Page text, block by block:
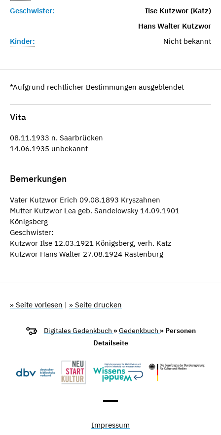
Geschwister:
Ilse Kutzwor (Katz)
Hans Walter Kutzwor
Kinder:
Nicht bekannt
*Aufgrund rechtlicher Bestimmungen ausgeblendet
Vita
08.11.1933 n. Saarbrücken
14.06.1935 unbekannt
Bemerkungen
Vater Kutzwor Erich 09.08.1893 Kryszahnen
Mutter Kutzwor Lea geb. Sandelowsky 14.09.1901
Königsberg
Geschwister:
Kutzwor Ilse 12.03.1921 Königsberg, verh. Katz
Kutzwor Hans Walter 27.08.1924 Rastenburg
» Seite vorlesen | » Seite drucken
Digitales Gedenkbuch »Gedenkbuch » Personen
Detailseite
Impressum